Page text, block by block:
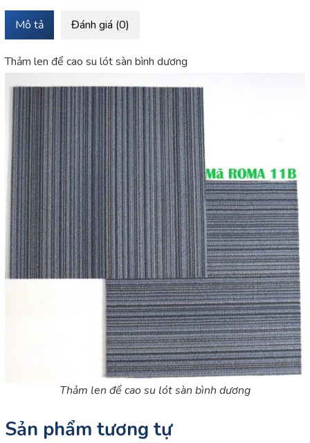
Mô tả Đánh giá (0)
Thảm len để cao su lót sàn bình dương
Thảm len để cao su lót sàn bình dương
Sản phẩm tương tự